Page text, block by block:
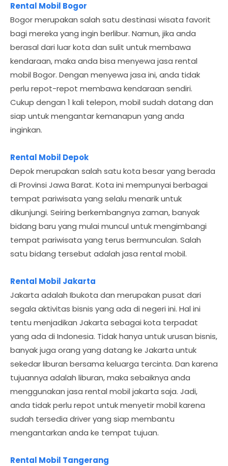
Rental Mobil Bogor
Bogor merupakan salah satu destinasi wisata favorit
bagi mereka yang ingin berlibur. Namun, jika anda
berasal dari luar kota dan sulit untuk membawa
kendaraan, maka anda bisa menyewa jasa rental
mobil Bogor. Dengan menyewa jasa ini, anda tidak
perlu repot-repot membawa kendaraan sendiri.
Cukup dengan 1 kali telepon, mobil sudah datang dan
siap untuk mengantar kemanapun yang anda
inginkan.
Rental Mobil Depok
Depok merupakan salah satu kota besar yang berada
di Provinsi Jawa Barat. Kota ini mempunyai berbagai
tempat pariwisata yang selalu menarik untuk
dikunjungi. Seiring berkembangnya zaman, banyak
bidang baru yang mulai muncul untuk mengimbangi
tempat pariwisata yang terus bermunculan. Salah
satu bidang tersebut adalah jasa rental mobil.
Rental Mobil Jakarta
Jakarta adalah Ibukota dan merupakan pusat dari
segala aktivitas bisnis yang ada di negeri ini. Hal ini
tentu menjadikan Jakarta sebagai kota terpadat
yang ada di Indonesia. Tidak hanya untuk urusan bisnis,
banyak juga orang yang datang ke Jakarta untuk
sekedar liburan bersama keluarga tercinta. Dan karena
tujuannya adalah liburan, maka sebaiknya anda
menggunakan jasa rental mobil jakarta saja. Jadi,
anda tidak perlu repot untuk menyetir mobil karena
sudah tersedia driver yang siap membantu
mengantarkan anda ke tempat tujuan.
Rental Mobil Tangerang